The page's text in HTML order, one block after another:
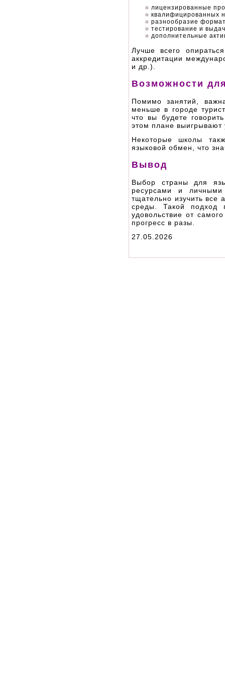
лицензированные
квалифицированных
разнообразие
тестирование и
дополнительные
Лучше всего
аккредитации
и др.).
Возможности
Помимо занятий,
меньше в городе
что вы будете
этом плане выигрывают
Некоторые школы
языковой обмен, что
Вывод
Выбор страны для
ресурсами и
тщательно изучить все
среды. Такой подход
удовольствие от
прогресс в разы.
27.05.2026